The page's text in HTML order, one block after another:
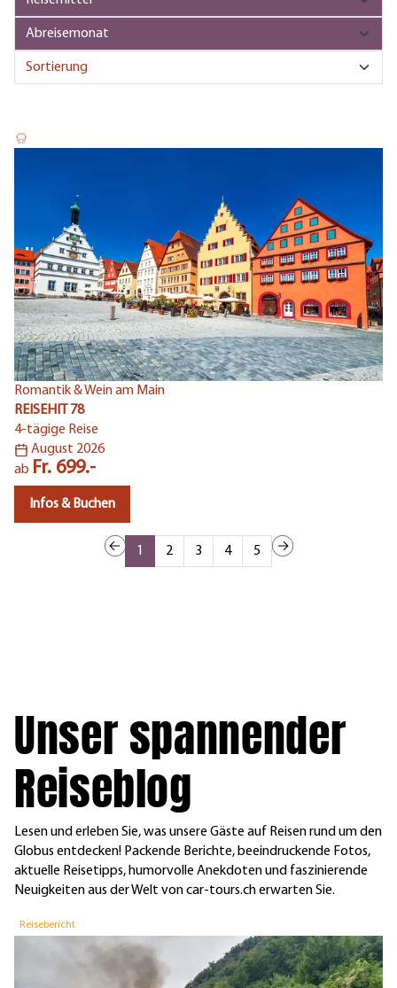
Romantik & Wein am Main
REISEHIT 78
4-tägige Reise
August 2026
ab Fr. 699.-
Infos & Buchen
1 2 3 4 5
Unser spannender
Reiseblog
Lesen und erleben Sie, was unsere Gäste auf Reisen rund um den
Globus entdecken! Packende Berichte, beeindruckende Fotos,
aktuelle Reisetipps, humorvolle Anekdoten und faszinierende
Neuigkeiten aus der Welt von car-tours.ch erwarten Sie.
Reisebericht